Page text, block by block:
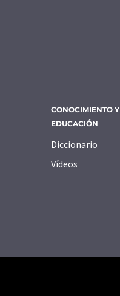
CONOCIMIENTO Y
EDUCACIÓN
Diccionario
Vídeos